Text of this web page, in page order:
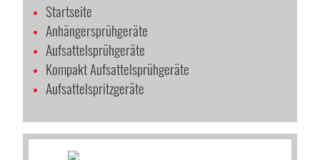
Startseite
Anhängersprühgeräte
Aufsattelsprühgeräte
Kompakt Aufsattelsprühgeräte
Aufsattelspritzgeräte